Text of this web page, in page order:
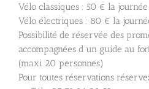
Vélo classiques : 50 € la
Vélo électriques : 80 € la
Possibilité de réservée des
accompagnées d’un guide au
(maxi 20 personnes)
Pour toutes réservations